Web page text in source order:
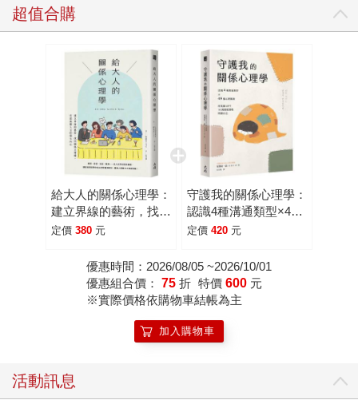
超值合購
給大人的關係心理學：
建立界線的藝術，找回
關係主導權，打造無懼
定價 380 元
守護我的關係心理學：
認識4種溝通類型×49
個心理圈套，用英國
顧自己
定價 420 元
優惠時間：2026/08/05 ~2026/10/01
優惠組合價： 75 折 特價 600 元
※實際價格依購物車結帳為主
加入購物車
活動訊息